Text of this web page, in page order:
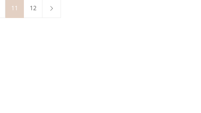
11 12